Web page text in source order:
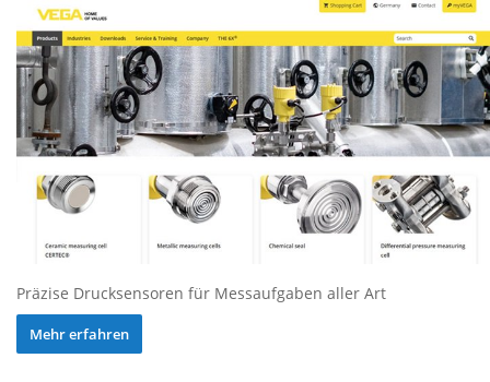
Präzise Drucksensoren für Messaufgaben aller Art
Mehr erfahren